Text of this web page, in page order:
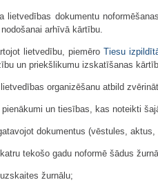
lietvedības dokumentu
arhīvā kārtību.
lietvedību, piemēro Tiesu
un priekšlikumu izskatīšanas
organizēšanu atbild
un tiesības, kas noteikti
dokumentus (vēstules,
tekošo gadu noformē šādus
žurnālu;